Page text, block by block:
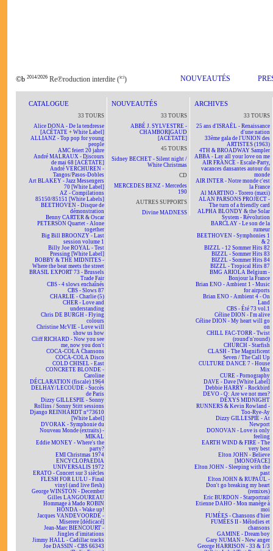
©b 2014/2026 Re℗roduction interdite (ici) NOUVEAUTÉS
CATALOGUE
33 TOURS
Alice DONA - De la tendresse
[ACÉTATE + White Label]
ALLIANZ - Top pop for young
people
AMC feiert 20 jahre
André MALRAUX - Discours
de mai 68 [ACÉTATE]
André VERCHUREN -
Tangos/Pasos-Dobles
Art BLAKEY - Jazz Messengers
70 [White Label]
AZ - Compilations
85150/85151 [White Labels]
BEETHOVEN - Disque de
démonstration
Benny CARTER & Oscar
PETERSON Quartet - Alone
together
Big Bill BROONZY - Last
session volume 1
Billy Joe ROYAL - Test
Pressing [White Label]
BOBBY & THE MIDNITES -
Where the beat meets the street
BRASIL EXPORT 73 - Brussels
Trade Fair
CBS - 4 slows enchaînés
CBS - Slows 87
CHARLIE - Charlie (5)
CHER - Love and
understanding
Chris DE BURGH - Flying
colours
Christine McVIE - Love will
show us how
Cliff RICHARD - Now you see
me, now you don't
COCA-COLA Chansons
COCA-COLA Disco
COLD CHISEL - East
CONCRETE BLONDE -
Caroline
DÉCLARATION (fiscale) 1964
DELHAY/LECOUDE - Succès
de Paris
Dizzy GILLESPIE - Sonny
Rollins / Sonny Stitt sessions
Django REINHARDT n°73610
[White Label]
DVORAK - Symphonie du
Nouveau Monde (extraits) -
MIKAL
Eddie MONEY - Where's the
party?
EMI Christmas 1974
ENCYCLOPAEDIA
UNIVERSALIS 1972
ERATO - Concert sur 3 siècles
FLESH FOR LULU - Final
vinyl (and live flesh)
George WINSTON - December
Gilles LANGOUREAU
Hommage à Mado ROBIN
HONDA - Wake up!
Jacques VANDEVOORDE -
Miserere [dédicacé]
Jean-Marc BIENCOURT -
Jingles d'imitations
Jimmy HALL - Cadillac tracks
Joe DASSIN - CBS 66343
NOUVEAUTÉS
33 TOURS
ABBÉ J. SYLVESTRE -
CHAMBORIGAUD
[ACÉTATE]
45 TOURS
Sidney BECHET - Silent night /
White Christmas
CD
MERCEDES BENZ - Mercedes
190
AUTRES SUPPORTS
Divine MADNESS
ARCHIVES
33 TOURS
25 ans d'ISRAËL - Renaissance
d'une nation
33ème gala de l'UNION des
ARTISTES (1963)
4TH & BROADWAY Sampler
ABBA - Lay all your love on me
AIR FRANCE - Escale-Party,
vacances dansantes autour du
monde
AIR INTER - Notre monde c'est
la France
Al MARTINO - Torero (maxi)
ALAN PARSONS PROJECT -
The turn of a friendly card
ALPHA BLONDY & the Solar
System - Révolution
BARCLAY - Le son de la
rumeur
BEETHOVEN - Symphonies 1
& 2
BIZZL - 12 Sommer Hits 82
BIZZL - Sommer Hits 83
BIZZL - Sommer Hits 84
BIZZL - Tropical Hits 87
BMG ARIOLA Belgium -
Bonjour la France
Brian ENO - Ambient 1 - Music
for airports
Brian ENO - Ambient 4 - On
Land
CBS - Été 73 vol.1
Céline DION - I'm alive
Céline DION - My heart will go
on
CHILL FAC-TORR - Twist
(round'n'round)
CHURCH - Starfish
CLASH - The Magnificent
Seven / The Call Up
CULTURE DANCE 7 - House
Mix
CURE - Pornography
DAVE - Dave [White Label]
Debbie HARRY - Rockbird
DEVO - Q: Are we not men?
DEXYS MIDNIGHT
RUNNERS & Kevin Rowland -
Too-Rye-Ay
Dizzy GILLESPIE - At
Newport
DONOVAN - Love is only
feeling
EARTH WIND & FIRE - The
very best
Elton JOHN - Believe
[MONOFACE]
Elton JOHN - Sleeping with the
past
Elton JOHN & RUPAUL -
Don't go breaking my heart
(remixes)
Eric BURDON - Starportrait
Etienne DAHO - Mon manège à
moi
FUMÉES - Chansons d'hier
FUMÉES II - Mélodies et
chansons
GAMINE - Dream boy
Gary NUMAN - New anger
George HARRISON - 33 & 1/3